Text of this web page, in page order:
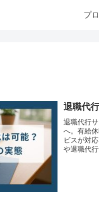
プ
退職代
退職代行
へ。有給
ビスが対
や退職代